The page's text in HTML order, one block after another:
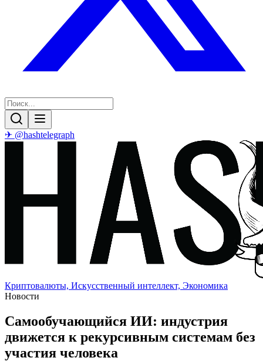
✈ @hashtelegraph
Криптовалюты, Искусственный интеллект, Экономика
Новости
Самообучающийся ИИ: индустрия
движется к рекурсивным системам без
участия человека